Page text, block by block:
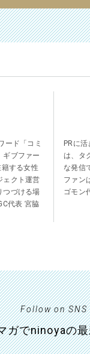
ード「コミ
ギブファー
する女性
ェクト運営
つづける場
代表 宮脇
PRに
は、タ
な発信
ファン
ゴモン
Follow on SNS
ガでninoyaの